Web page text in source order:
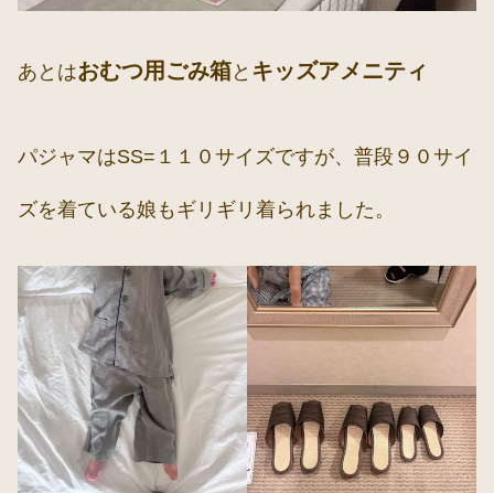
あとはおむつ用ごみ箱と キッズアメニティ
パジャマはSS=１１０サイズですが、普段９０サイ
ズを着ている娘もギリギリ着られました。